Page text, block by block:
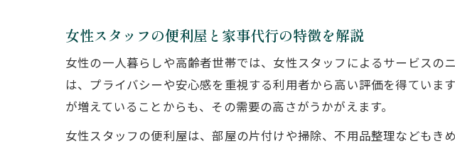
便利屋家事代
家事代行と便利屋
女性スタッフの便利屋と家事代行の特徴を解説
女性の一人暮らしや高齢者世帯では、女性スタッフによるサービス
は、プライバシーや安心感を重視する利用者から高い評価を得てい
が増えていることからも、その需要の高さがうかがえます。
女性スタッフの便利屋は、部屋の片付けや掃除、不用品整理なども